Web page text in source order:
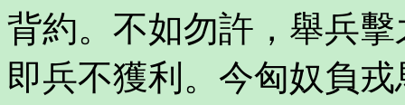
背約。不如勿許，舉兵
即兵不獲利。今匈奴負